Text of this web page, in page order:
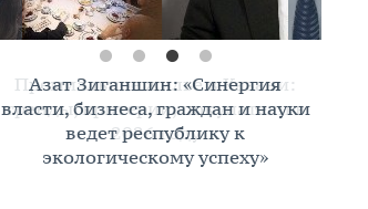
Азат Зиганшин: «Синергия
власти, бизнеса, граждан и науки
ведет республику к
экологическому успеху»